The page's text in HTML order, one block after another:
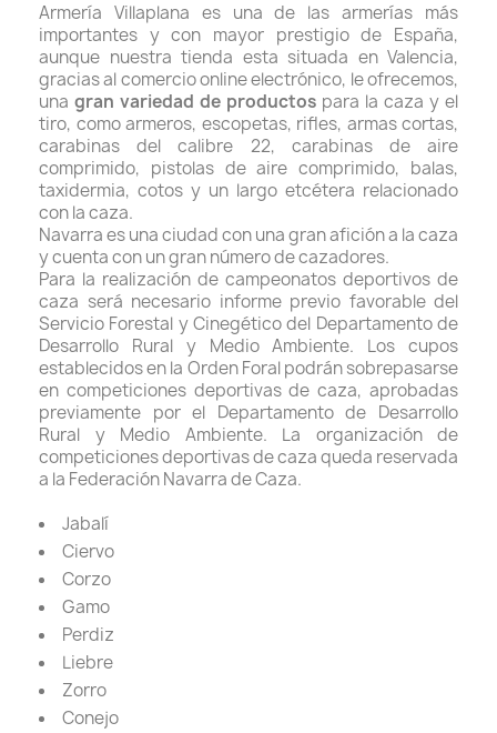
Armería Villaplana es una de las armerías más
importantes y con mayor prestigio de España,
aunque nuestra tienda esta situada en Valencia,
gracias al comercio online electrónico, le ofrecemos,
una gran variedad de productos para la caza y el
tiro, como armeros, escopetas, rifles, armas cortas,
carabinas del calibre 22, carabinas de aire
comprimido, pistolas de aire comprimido, balas,
taxidermia, cotos y un largo etcétera relacionado
con la caza.
Navarra es una ciudad con una gran afición a la caza
y cuenta con un gran número de cazadores.
Para la realización de campeonatos deportivos de
caza será necesario informe previo favorable del
Servicio Forestal y Cinegético del Departamento de
Desarrollo Rural y Medio Ambiente. Los cupos
establecidos en la Orden Foral podrán sobrepasarse
en competiciones deportivas de caza, aprobadas
previamente por el Departamento de Desarrollo
Rural y Medio Ambiente. La organización de
competiciones deportivas de caza queda reservada
a la Federación Navarra de Caza.
Jabalí
Ciervo
Corzo
Gamo
Perdiz
Liebre
Zorro
Conejo